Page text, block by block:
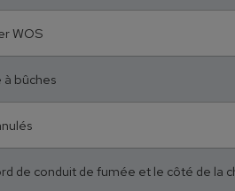
WOS
à bûches
de conduit de fumée et le côté de la